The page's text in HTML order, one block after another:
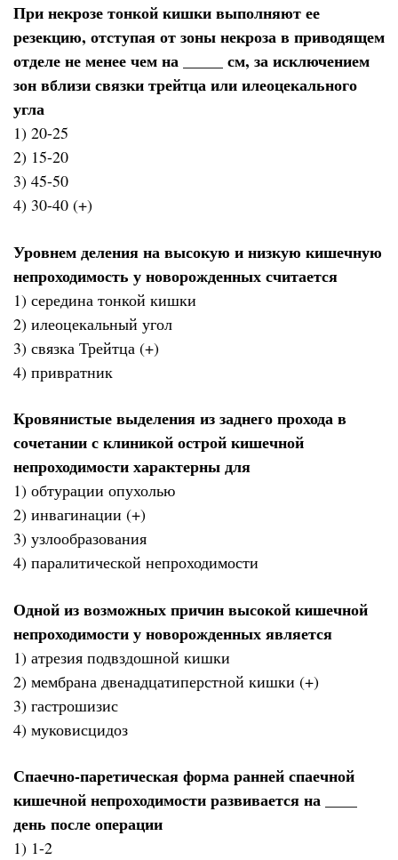
При некрозе тонкой кишки выполняют ее
резекцию, отступая от зоны некроза в приводящем
отделе не менее чем на _____ см, за исключением
зон вблизи связки трейтца или илеоцекального
угла
1) 20-25
2) 15-20
3) 45-50
4) 30-40 (+)
Уровнем деления на высокую и низкую кишечную
непроходимость у новорожденных считается
1) середина тонкой кишки
2) илеоцекальный угол
3) связка Трейтца (+)
4) привратник
Кровянистые выделения из заднего прохода в
сочетании с клиникой острой кишечной
непроходимости характерны для
1) обтурации опухолью
2) инвагинации (+)
3) узлообразования
4) паралитической непроходимости
Одной из возможных причин высокой кишечной
непроходимости у новорожденных является
1) атрезия подвздошной кишки
2) мембрана двенадцатиперстной кишки (+)
3) гастрошизис
4) муковисцидоз
Спаечно-паретическая форма ранней спаечной
кишечной непроходимости развивается на ____
день после операции
1) 1-2